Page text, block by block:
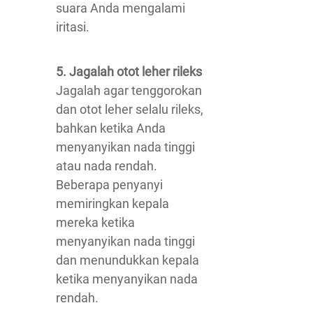
suara Anda mengalami
iritasi.
5. Jagalah otot leher rileks
Jagalah agar tenggorokan
dan otot leher selalu rileks,
bahkan ketika Anda
menyanyikan nada tinggi
atau nada rendah.
Beberapa penyanyi
memiringkan kepala
mereka ketika
menyanyikan nada tinggi
dan menundukkan kepala
ketika menyanyikan nada
rendah.